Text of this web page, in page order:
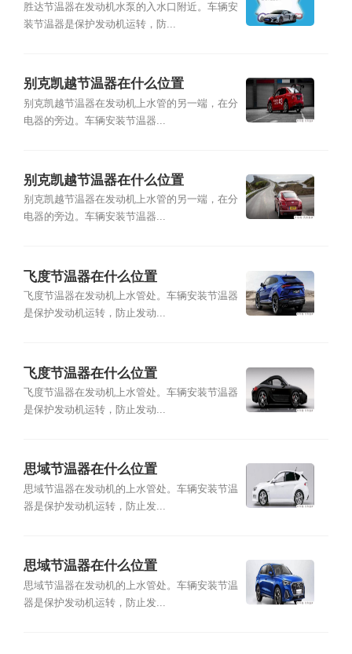
胜达节温器在发动机水泵的入水口附近。车辆安
装节温器是保护发动机运转，防...
别克凯越节温器在什么位置
别克凯越节温器在发动机上水管的另一端，在分
电器的旁边。车辆安装节温器...
别克凯越节温器在什么位置
别克凯越节温器在发动机上水管的另一端，在分
电器的旁边。车辆安装节温器...
飞度节温器在什么位置
飞度节温器在发动机上水管处。车辆安装节温器
是保护发动机运转，防止发动...
飞度节温器在什么位置
飞度节温器在发动机上水管处。车辆安装节温器
是保护发动机运转，防止发动...
思域节温器在什么位置
思域节温器在发动机的上水管处。车辆安装节温
器是保护发动机运转，防止发...
思域节温器在什么位置
思域节温器在发动机的上水管处。车辆安装节温
器是保护发动机运转，防止发...